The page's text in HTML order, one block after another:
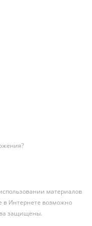
материалов
в Интернете возможно
защищены.